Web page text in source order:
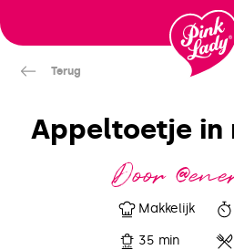
naar
inhoudTerug
Appeltoetje in
Door
Makkelijk
35 min